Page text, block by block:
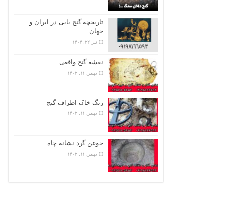
تاریخچه گنج‌ یابی در ایران و
جهان
تیر ۲۲, ۱۴۰۴
نقشه گنج واقعی
بهمن ۱۱, ۱۴۰۲
رنگ خاک اطراف گنج
بهمن ۱۱, ۱۴۰۲
جوغن گرد نشانه چاه
بهمن ۱۱, ۱۴۰۲